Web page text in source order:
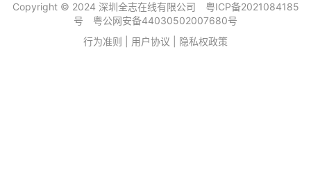
Copyright © 2024 深圳全志在线有限公司
粤ICP备2021084185
号
粤公网安备44030502007680号
行为准则
用户协议 隐私权政策